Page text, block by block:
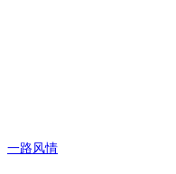
一路风情